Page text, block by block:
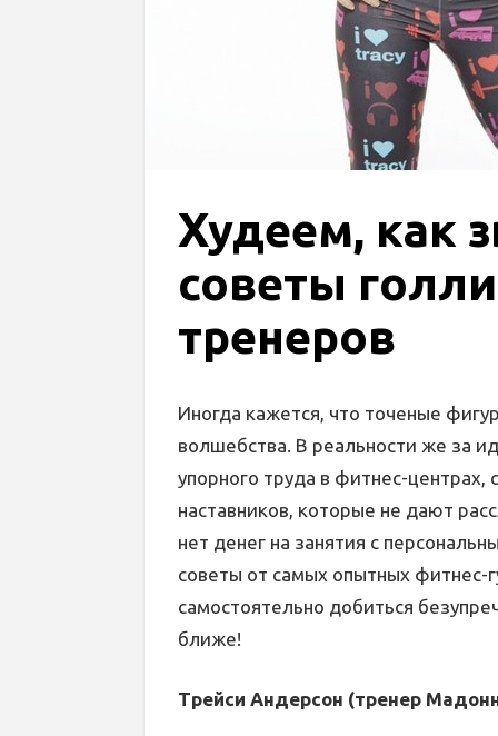
Худеем, как
советы
тренеров
Иногда кажется, что точеные
волшебства. В реальности же за
упорного труда в фитнес-
наставников, которые не дают
нет денег на занятия с
советы от самых опытных фитнес-
самостоятельно добиться
ближе!
Трейси Андерсон (тренер